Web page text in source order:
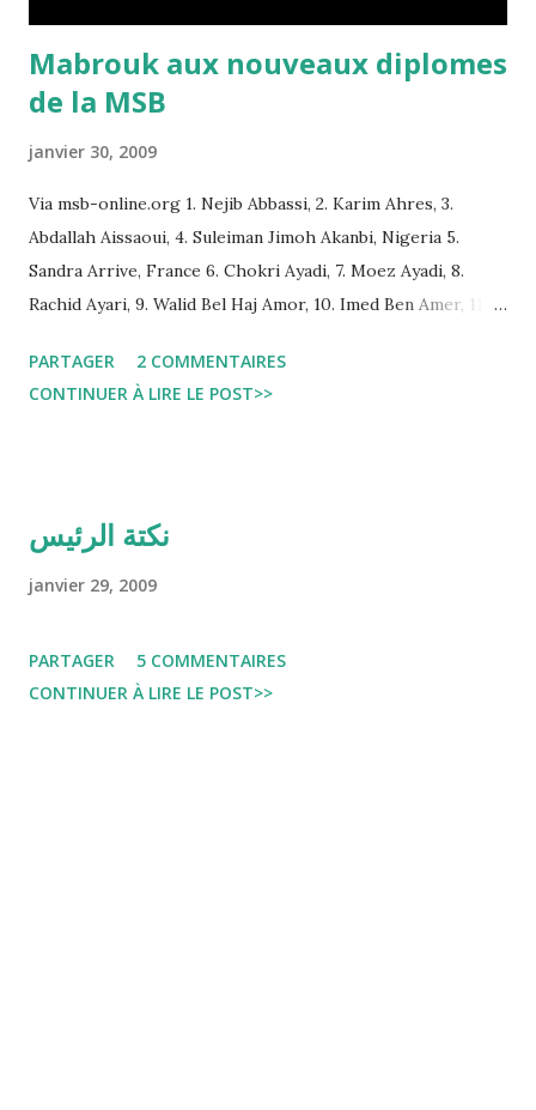
Mabrouk aux nouveaux diplomes
de la MSB
janvier 30, 2009
Via msb-online.org 1. Nejib Abbassi, 2. Karim Ahres, 3.
Abdallah Aissaoui, 4. Suleiman Jimoh Akanbi, Nigeria 5.
Sandra Arrive, France 6. Chokri Ayadi, 7. Moez Ayadi, 8.
Rachid Ayari, 9. Walid Bel Haj Amor, 10. Imed Ben Amer, 11.
Ferid Ben Tanfous, 14. Ferihane Bouchamaoui, 15. Souad
Bougdira Ep.Lloyd, Maroc 16. Mohamed Abderrazek
24. Neila Hafsia, 25. Mohamed Walid Hamdi, 26. Slim Jarraya,
36. Sami Nasfi, 37. Rabia Omer, Libye 38. Sofiane Ouinniche,
39. José Perpiny...
PARTAGER
2 COMMENTAIRES
CONTINUER À LIRE LE POST>>
نكتة الرئيس
janvier 29, 2009
PARTAGER
5 COMMENTAIRES
CONTINUER À LIRE LE POST>>